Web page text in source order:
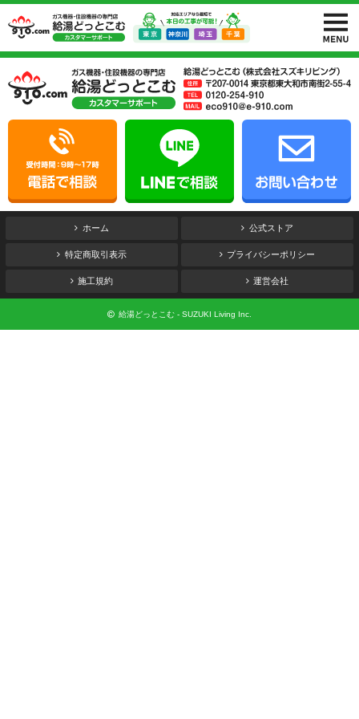
ホーム 公式ストア
特定商取引表示 プライバシーポリシー
施工規約 運営会社
給湯どっとこむ - SUZUKI Living Inc.